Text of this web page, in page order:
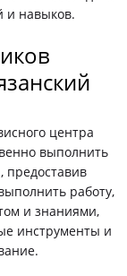
и навыков.
центра
выполнить
предоставив
работу,
и знаниями,
инструменты и